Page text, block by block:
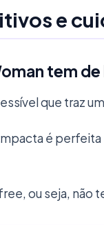
e
tem
que traz
é perfeita
ou seja, não